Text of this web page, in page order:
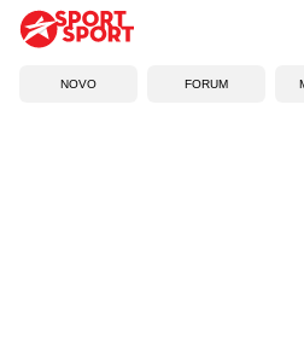
NOVO FORUM